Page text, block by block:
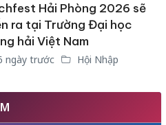
Hải Phòng 2026 sẽ
ra tại Trường Đại học
hải Việt Nam
ngày trước Hội Nhập